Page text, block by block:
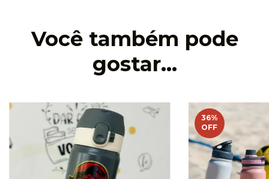
Você também pode
gostar...
36%
OFF